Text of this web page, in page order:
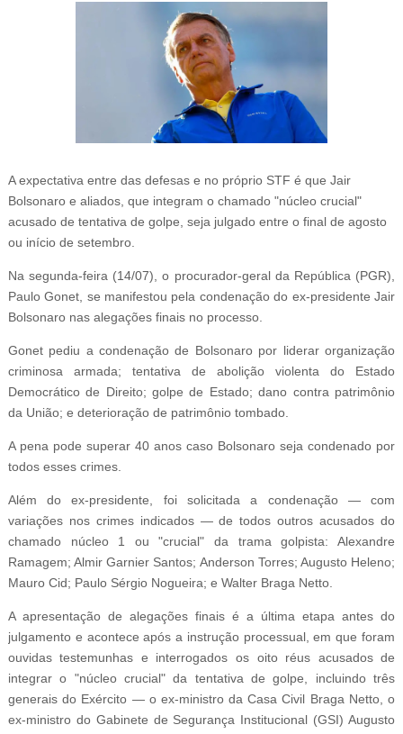
A expectativa entre das defesas e no próprio STF é que Jair
Bolsonaro e aliados, que integram o chamado "núcleo crucial"
acusado de tentativa de golpe, seja julgado entre o final de agosto
ou início de setembro.
Na segunda-feira (14/07), o procurador-geral da República (PGR),
Paulo Gonet, se manifestou pela condenação do ex-presidente Jair
Bolsonaro nas alegações finais no processo.
Gonet pediu a condenação de Bolsonaro por liderar organização
criminosa armada; tentativa de abolição violenta do Estado
Democrático de Direito; golpe de Estado; dano contra patrimônio
da União; e deterioração de patrimônio tombado.
A pena pode superar 40 anos caso Bolsonaro seja condenado por
todos esses crimes.
Além do ex-presidente, foi solicitada a condenação — com
variações nos crimes indicados — de todos outros acusados do
chamado núcleo 1 ou "crucial" da trama golpista: Alexandre
Ramagem; Almir Garnier Santos; Anderson Torres; Augusto Heleno;
Mauro Cid; Paulo Sérgio Nogueira; e Walter Braga Netto.
A apresentação de alegações finais é a última etapa antes do
julgamento e acontece após a instrução processual, em que foram
ouvidas testemunhas e interrogados os oito réus acusados de
integrar o "núcleo crucial" da tentativa de golpe, incluindo três
generais do Exército — o ex-ministro da Casa Civil Braga Netto, o
ex-ministro do Gabinete de Segurança Institucional (GSI) Augusto